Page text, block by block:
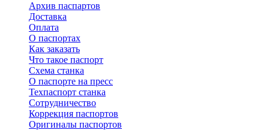
Архив паспартов
Доставка
Оплата
О паспортах
Как заказать
Что такое паспорт
Схема станка
О паспорте на пресс
Техпаспорт станка
Сотрудничество
Коррекция паспортов
Оригиналы паспортов